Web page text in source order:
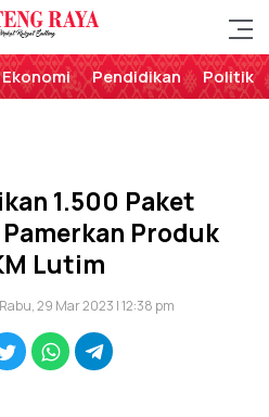
RayaSulteng
Ekonomi Pendidikan Politik
1.500 Paket
Produk
Lutim
29 Mar 2023 | 12:38 pm